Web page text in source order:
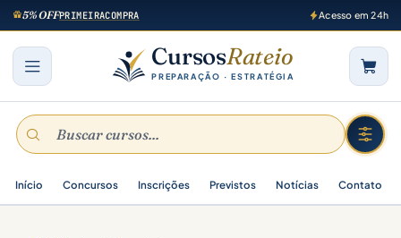
5% OFFPRIMEIRACOMPRA Acesso em 24h
CursosRateio
PREPARAÇÃO · ESTRATÉGIA
Início Concursos Inscrições Previstos Notícias Contato